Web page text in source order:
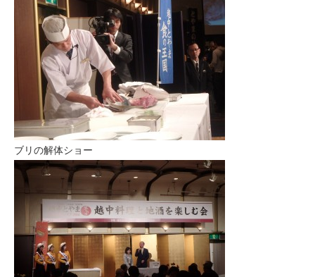
ブリの解体ショー